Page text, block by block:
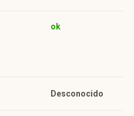
ok
Desconocido